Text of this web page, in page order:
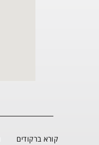
קורא ברקודים